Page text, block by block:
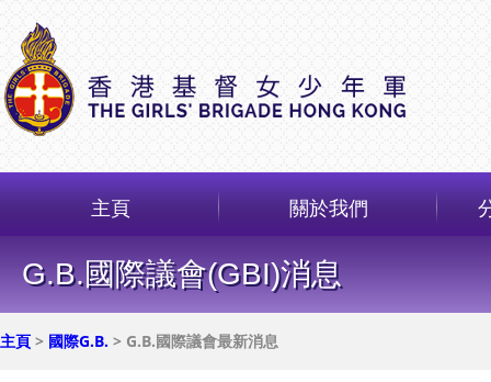
主頁 關於我們
G.B.國際議會(GBI)消息
主頁 > 國際G.B. > G.B.國際議會最新消息